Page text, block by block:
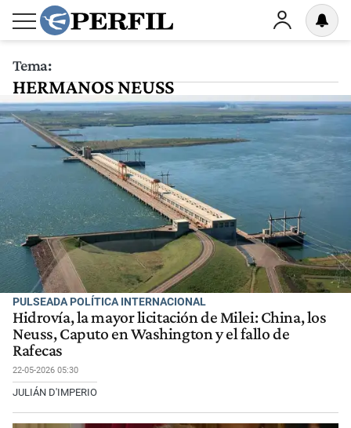
Tema:
HERMANOS NEUSS
PULSEADA POLÍTICA INTERNACIONAL
Hidrovía, la mayor licitación de Milei: China, los
Neuss, Caputo en Washington y el fallo de
Rafecas
22-05-2026 05:30
JULIÁN D'IMPERIO